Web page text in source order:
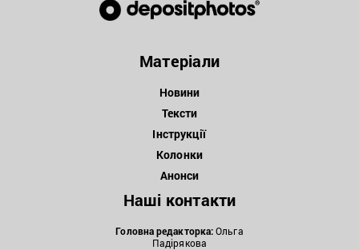
Матеріали
Новини
Тексти
Інструкції
Колонки
Анонси
Наші контакти
Головна редакторка:Ольга
Падірякова